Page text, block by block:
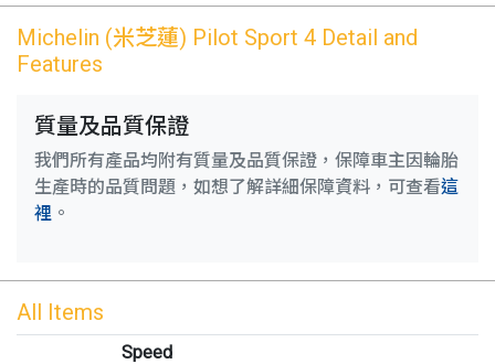
Michelin (米芝蓮) Pilot Sport 4 Detail and
Features
質量及品質保證
我們所有產品均附有質量及品質保證，保障車主因輪胎
生產時的品質問題，如想了解詳細保障資料，可查看這
裡 。
All Items
Speed